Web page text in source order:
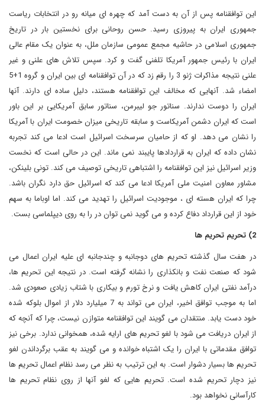
این توافقنامه پس از آن به دست آمد که چهره ای میانه رو در انتخابات ریاست
جمهوری ایران به پیروزی رسید. حسن روحانی برای نخستین بار در تاریخ
جمهوری اسلامی در حاشیه مجمع عمومی سازمان ملل، به عنوان یک مقام عالی
ایران با رئیس جمهور آمریکا تلفنی گفت و کرد. سپس تلاش های علنی و غیر
علنی نتیجه مذاکرات ژنو 3 را رقم زد که در آن توافقنامه ای بین ایران و گروه 1+5
امضاء شد. آنهایی که مخالف این توافقنامه هستند، دلیل ساده ای دارند. آنها
ایران را دوست ندارند. سناتور جو لیبرمن، سناتور سابق آمریکایی بر این باور
است که ایران دشمن آمریکاست و سابقه تاریخی میزان خصومت ایران با آمریکا
را نشان می دهد. او که از حامیان سرسخت اسرائیل است ادعا می کند تجربه
نشان داده که ایران به قراردادها پایبند نمی ماند. این در حالی است که نخست
وزیر اسرائیل نیز این توافقنامه را اشتباهی تاریخی توصیف می کند. تونی بلینکن،
مشاور معاون امنیت ملی آمریکا ادعا می کند که اسرائیل حق دارد نگران باشد.
چرا که ایران هسته ای ، موجودیت اسرائیل را تهدید می کند. اما اوباما به سهم
خود از این قرارداد دفاع کرده و می گوید نمی توان در را به روی دیپلماسی بست.
2) تحریم تحریم ها
در هفت سال گذشته تحریم های دوجانبه و چندجانبه ای علیه ایران اعمال می
شود که صنعت نفت و بانکذاری را نشانه گرفته است. در نتیجه این تحریم ها،
درآمد نفتی ایران کاهش یافت و نرخ تورم و بیکاری با شتاب زیادی صعودی شد.
اما به موجب توافق اخیر، ایران می تواند به 7 میلیارد دلار از اموال بلوکه شده
خود دست یابد. منتقدان می گویند این توافقنامه متوازن نیست، چرا که آنچه که
از ایران دریافت می شود با لغو تحریم های ارایه شده، همخوانی ندارد. برخی نیز
توافق مقدماتی با ایران را یک اشتباه خوانده و می گویند به عقب برگرداندن لغو
تحریم ها بسیار دشوار است. به این ترتیب به نظر می رسد نظام اعمال تحریم ها
نیز دچار تحریم شده است. تحریم هایی که لغو آنها از روی نظام تحریم ها
کارآسانی نخواهد بود.